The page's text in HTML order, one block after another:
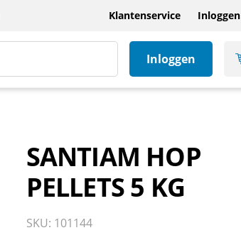
Klantenservice Inloggen
Inloggen
SANTIAM HOP
PELLETS 5 KG
SKU: 101144